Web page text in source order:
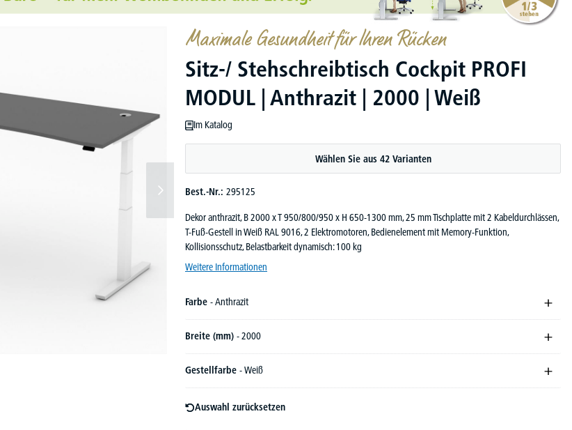
Maximale Gesundheit für Ihren Rücken
Sitz-/ Stehschreibtisch Cockpit PROFI
MODUL | Anthrazit | 2000 | Weiß
Im Katalog
Wählen Sie aus 42 Varianten
Best.-Nr.: 295125
Dekor anthrazit, B 2000 x T 950/800/950 x H 650-1300 mm, 25 mm Tischplatte mit 2 Kabeldurchlässen,
T-Fuß-Gestell in Weiß RAL 9016, 2 Elektromotoren, Bedienelement mit Memory-Funktion,
Kollisionsschutz, Belastbarkeit dynamisch: 100 kg
Weitere Informationen
Farbe - Anthrazit
Breite (mm) - 2000
Gestellfarbe - Weiß
Auswahl zurücksetzen